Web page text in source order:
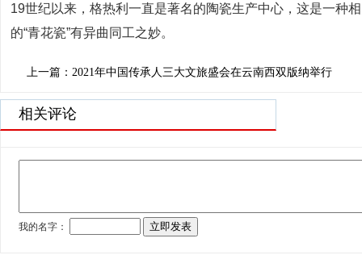
19世纪以来，格热利一直是著名的陶瓷生产中心，这是一种
的“青花瓷”有异曲同工之妙。
上一篇：2021年中国传承人三大文旅盛会在云南西双版纳举行
相关评论